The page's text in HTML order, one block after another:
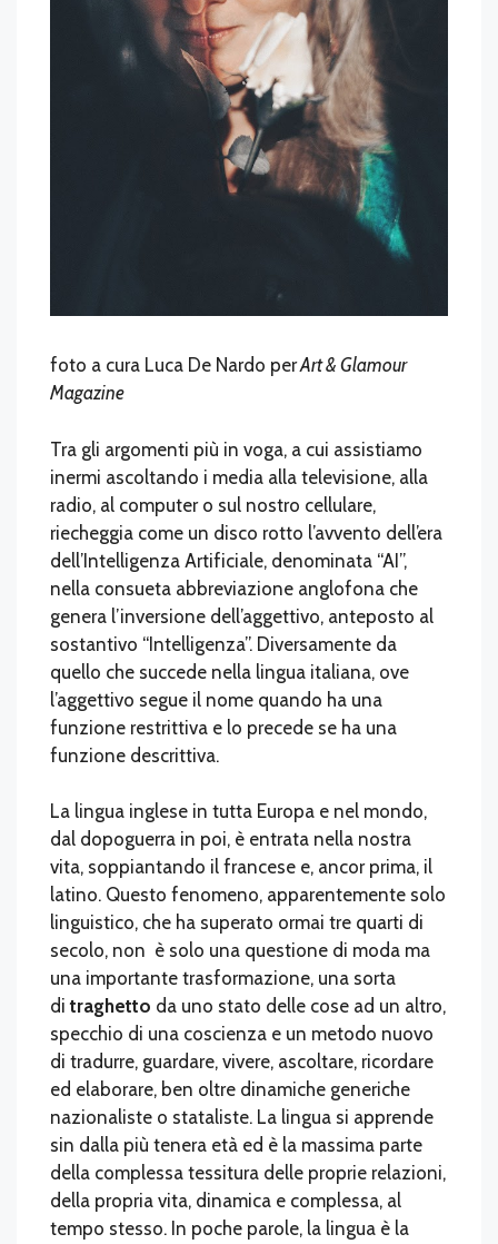
foto a cura Luca De Nardo perArt & Glamour
Magazine
Tra gli argomenti più in voga, a cui assistiamo
inermi ascoltando i media alla televisione, alla
radio, al computer o sul nostro cellulare,
riecheggia come un disco rotto l’avvento dell’era
dell’Intelligenza Artificiale, denominata “AI”,
nella consueta abbreviazione anglofona che
genera l’inversione dell’aggettivo, anteposto al
sostantivo “Intelligenza”. Diversamente da
quello che succede nella lingua italiana, ove
l’aggettivo segue il nome quando ha una
funzione restrittiva e lo precede se ha una
funzione descrittiva.
La lingua inglese in tutta Europa e nel mondo,
dal dopoguerra in poi, è entrata nella nostra
vita, soppiantando il francese e, ancor prima, il
latino. Questo fenomeno, apparentemente solo
linguistico, che ha superato ormai tre quarti di
secolo, non è solo una questione di moda ma
una importante trasformazione, una sorta
ditraghetto da uno stato delle cose ad un altro,
specchio di una coscienza e un metodo nuovo
di tradurre, guardare, vivere, ascoltare, ricordare
ed elaborare, ben oltre dinamiche generiche
nazionaliste o stataliste. La lingua si apprende
sin dalla più tenera età ed è la massima parte
della complessa tessitura delle proprie relazioni,
della propria vita, dinamica e complessa, al
tempo stesso. In poche parole, la lingua è la